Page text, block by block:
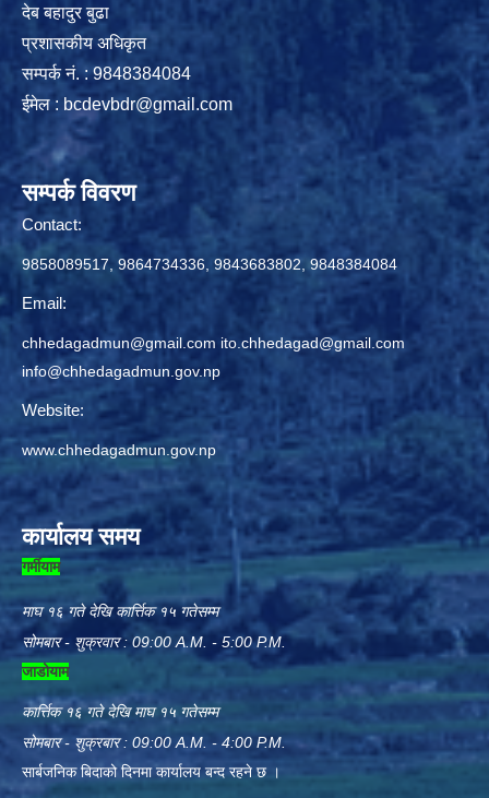
देब बहादुर बुढा
प्रशासकीय अधिकृत
सम्पर्क नं. : 9848384084
ईमेल : bcdevbdr@gmail.com
सम्पर्क विवरण
Contact:
9858089517, 9864734336, 9843683802, 9848384084
Email:
chhedagadmun@gmail.com ito.chhedagad@gmail.com
info@chhedagadmun.gov.np
Website:
www.chhedagadmun.gov.np
कार्यालय समय
गर्मीयाम
माघ १६ गते देखि कार्त्तिक १५ गतेसम्म
सोमबार - शुक्रवार : 09:00 A.M. - 5:00 P.M.
जाडोयाम
कार्त्तिक १६ गते देखि माघ १५ गतेसम्म
सोमबार - शुक्रबार : 09:00 A.M. - 4:00 P.M.
सार्बजनिक बिदाको दिनमा कार्यालय बन्द रहने छ ।